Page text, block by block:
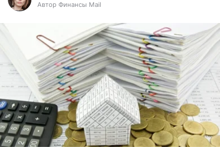
Автор Финансы Mail